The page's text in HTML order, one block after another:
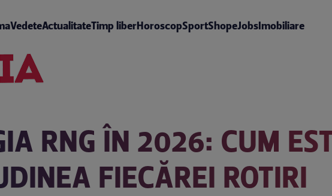
VedeteActualitateTimp liberHoroscopSportShopeJobsImobiliare
RNG ÎN 2026: CUM
FIECĂREI ROTIRI